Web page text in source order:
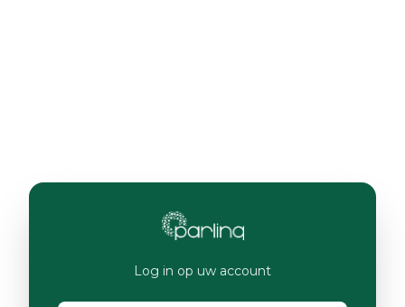
Log in op uw account